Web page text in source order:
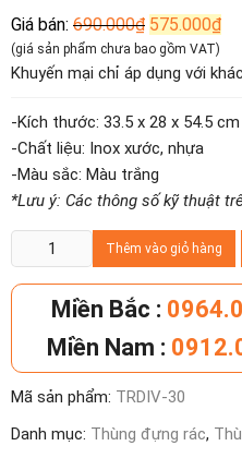
Giá bán: 690.000₫ Giá
gốc
là:
690.000₫.
575.000₫Giá
hiện
là:
(giá sản phẩm chưa bao gồm VAT)
Khuyến mại chỉ áp dụng với
-Kích thước: 33.5 x 28 x 54.5 cm
-Chất liệu: Inox xước, nhựa
-Màu sắc: Màu trắng
*Lưu ý: Các thông số kỹ thuật
Thùng
rác
inox
vuông
chân
30L
số
Thêm vào giỏ hàng
Miền Bắc :
Miền Nam :
Mã sản phẩm: TRDIV-30
Danh mục: Thùng đựng rác,